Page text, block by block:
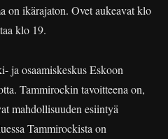
on ikärajaton. Ovet aukeavat klo
klo 19.
ja osaamiskeskus Eskoon
Tammirockin tavoitteena on,
mahdollisuuden esiintyä
Tammirockista on